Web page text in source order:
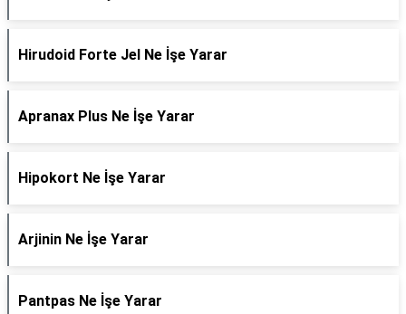
Hirudoid Forte Jel Ne İşe Yarar
Apranax Plus Ne İşe Yarar
Hipokort Ne İşe Yarar
Arjinin Ne İşe Yarar
Pantpas Ne İşe Yarar